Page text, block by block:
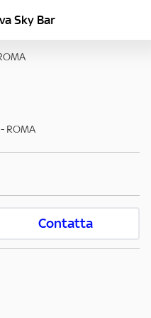
Sky Bar
- ROMA
Contatta